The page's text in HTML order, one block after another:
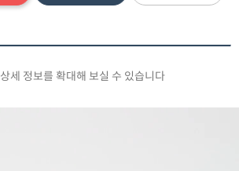
상세 정보를 확대해 보실 수 있습니다